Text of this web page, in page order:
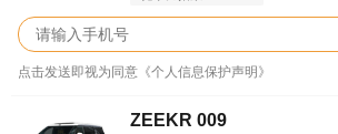
点击发送即视为同意《个人信息保护声明》
ZEEKR 009